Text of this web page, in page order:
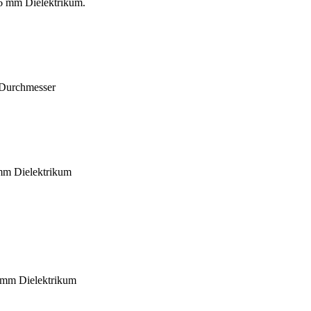
Dielektrikum
Dielektrikum